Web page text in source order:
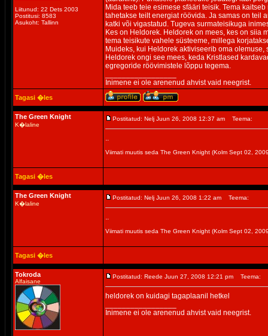
Liitunud: 22 Dets 2003
Postitusi: 8583
Asukoht: Tallinn
Mida teeb teie esimese sfääri teisik. Tema
tahetakse teilt energiat röövida. Ja samas on teil
katki või vigastatud. Tugeva surmateisikuga
Kes on Heldorek. Heldorek on mees, kes on
tema teisikute vahele süsteeme, millega
Muideks, kui Heldorek aktiviseerib oma
Heldorek ongi see mees, keda Kristlased
egregoride röövimistele lõppu tegema.
Inimene ei ole arenenud ahvist vaid neegrist.
Tagasi �les
The Green Knight
K�laline
Postitatud: Nelj Juun 26, 2008 12:37 am Teema:
..
Viimati muutis seda The Green Knight (Kolm Sept 02,
Tagasi �les
The Green Knight
K�laline
Postitatud: Nelj Juun 26, 2008 1:22 am Teema:
..
Viimati muutis seda The Green Knight (Kolm Sept 02,
Tagasi �les
Tokroda
Alfaisane
Postitatud: Reede Juun 27, 2008 12:21 pm Teema:
heldorek on kuidagi tagaplaanil hetkel
Inimene ei ole arenenud ahvist vaid neegrist.